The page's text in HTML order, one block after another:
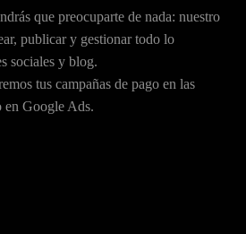
que preocuparte de nada: nuestro
publicar y gestionar todo lo
sociales y blog.
tus campañas de pago en las
en Google Ads.